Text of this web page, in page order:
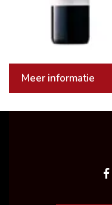
Meer informatie